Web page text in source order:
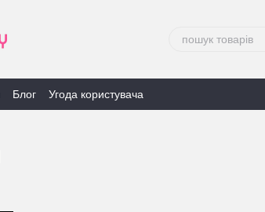
Блог
Угода користувача